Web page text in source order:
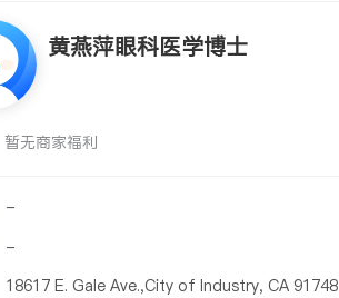
黄燕萍眼科医学博士
暂无商家福利
-
-
18617 E. Gale Ave.,City of Industry, CA 91748